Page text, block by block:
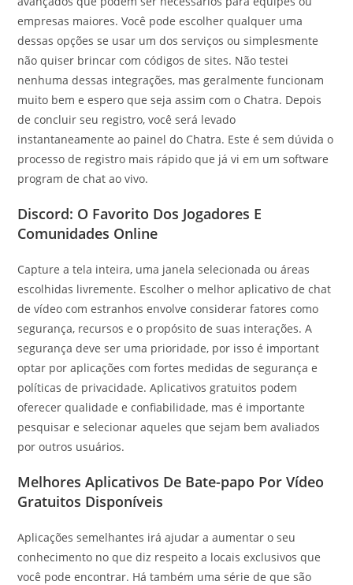
empresas maiores. Você pode escolher qualquer uma
dessas opções se usar um dos serviços ou simplesmente
não quiser brincar com códigos de sites. Não testei
nenhuma dessas integrações, mas geralmente funcionam
muito bem e espero que seja assim com o Chatra. Depois
de concluir seu registro, você será levado
instantaneamente ao painel do Chatra. Este é sem dúvida o
processo de registro mais rápido que já vi em um software
program de chat ao vivo.
Discord: O Favorito Dos Jogadores E
Comunidades Online
Capture a tela inteira, uma janela selecionada ou áreas
escolhidas livremente. Escolher o melhor aplicativo de chat
de vídeo com estranhos envolve considerar fatores como
segurança, recursos e o propósito de suas interações. A
segurança deve ser uma prioridade, por isso é important
optar por aplicações com fortes medidas de segurança e
políticas de privacidade. Aplicativos gratuitos podem
oferecer qualidade e confiabilidade, mas é importante
pesquisar e selecionar aqueles que sejam bem avaliados
por outros usuários.
Melhores Aplicativos De Bate-papo Por Vídeo
Gratuitos Disponíveis
Aplicações semelhantes irá ajudar a aumentar o seu
conhecimento no que diz respeito a locais exclusivos que
você pode encontrar. Há também uma série de que são